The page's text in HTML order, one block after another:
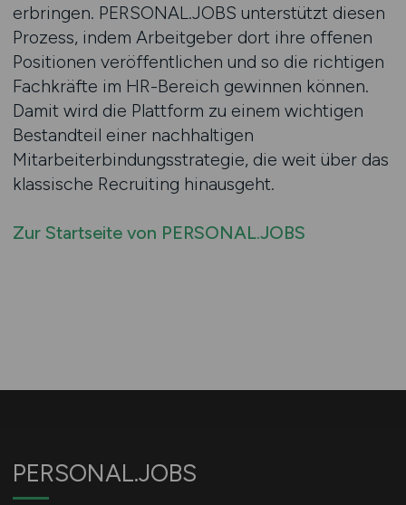
erbringen. PERSONAL.JOBS unterstützt diesen
Prozess, indem Arbeitgeber dort ihre offenen
Positionen veröffentlichen und so die richtigen
Fachkräfte im HR-Bereich gewinnen können.
Damit wird die Plattform zu einem wichtigen
Bestandteil einer nachhaltigen
Mitarbeiterbindungsstrategie, die weit über das
klassische Recruiting hinausgeht.
Zur Startseite von PERSONAL.JOBS
PERSONAL.JOBS